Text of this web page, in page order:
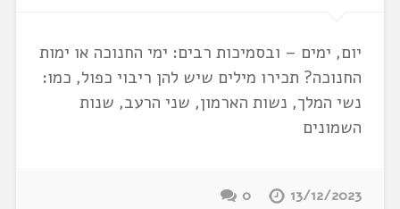
יום, ימים – ובסמיכות רבים: ימי החנוכה או ימות
החנוכה? תכירו מילים שיש להן ריבוי כפול, כמו:
נשי המלך, נשות הארמון, שני הרעב, שנות
השמונים
13/12/2023
0